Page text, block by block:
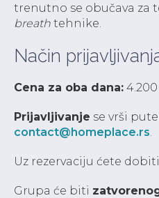
trenutno se obučava za
breath tehnike.
Način
Cena za oba dana:
Prijavljivanje se vrši
contact@homeplace.rs.
Uz rezervaciju ćete
Grupa će biti